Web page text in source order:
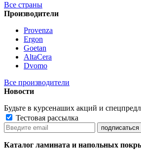
Все страны
Производители
Provenza
Ergon
Goetan
AltaСera
Dvomo
Все производители
Новости
Будьте в курсенаших акций и
Тестовая рассылка
Каталог ламината и напольных